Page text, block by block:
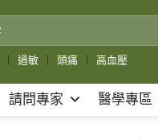
過敏 頭痛 高血壓
請問專家 醫學專區